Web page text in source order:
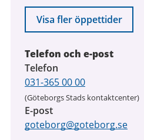
augusti
2026
Visa fler öppettider
Telefon och e-post
Telefon
031-365 00 00
(Göteborgs Stads kontaktcenter)
E-post
goteborg@goteborg.se